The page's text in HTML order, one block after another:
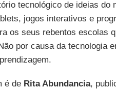
tecnológico de ideias
jogos interativos e
os seus rebentos escolas
por causa da tecnologia
é de Rita Abundancia,